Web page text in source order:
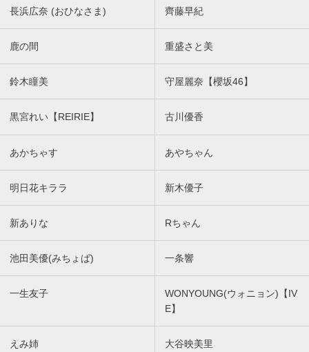
長浜広奈 (おひなさま) 齊藤早紀
鹿の間 重盛さと美
鈴木瞳美 守屋麗奈【櫻坂46】
黒宮れい【REIRIE】 古川優香
あかちゃす あやちゃん
明日花キララ 新木優子
新ありな Rちゃん
池田美優(みちょぱ) 一条響
一生友子
WONYOUNG(ウォニョン)【IV
E】
えみ姉 大谷映美里